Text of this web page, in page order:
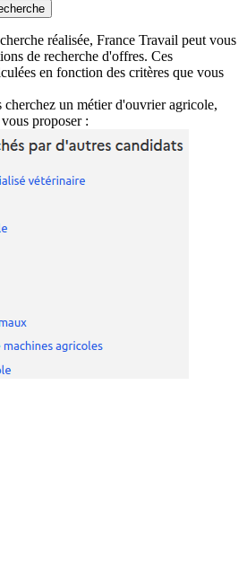
réalisée, France Travail peut vous
de recherche d'offres. Ces
en fonction des critères que vous
cherchez un métier d'ouvrier agricole,
proposer :